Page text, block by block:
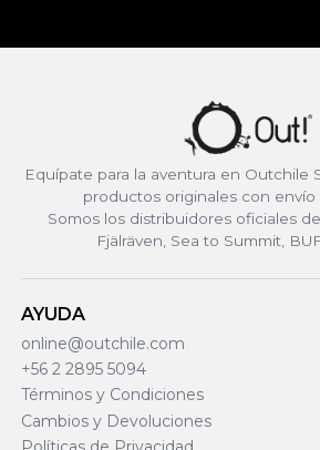
Equípate para la aventura en Outchile
productos originales con envío
Somos los distribuidores oficiales
Fjälräven, Sea to Summit,
AYUDA
online@outchile.com
+56 2 2895 5094
Términos y Condiciones
Cambios y Devoluciones